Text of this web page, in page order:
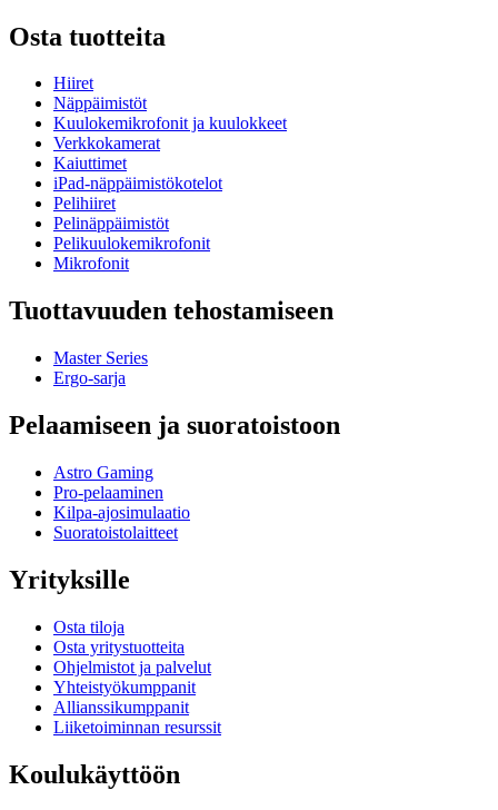
Osta tuotteita
Hiiret
Näppäimistöt
Kuulokemikrofonit ja kuulokkeet
Verkkokamerat
Kaiuttimet
iPad-näppäimistökotelot
Pelihiiret
Pelinäppäimistöt
Pelikuulokemikrofonit
Mikrofonit
Tuottavuuden tehostamiseen
Master Series
Ergo-sarja
Pelaamiseen ja suoratoistoon
Astro Gaming
Pro-pelaaminen
Kilpa-ajosimulaatio
Suoratoistolaitteet
Yrityksille
Osta tiloja
Osta yritystuotteita
Ohjelmistot ja palvelut
Yhteistyökumppanit
Allianssikumppanit
Liiketoiminnan resurssit
Koulukäyttöön